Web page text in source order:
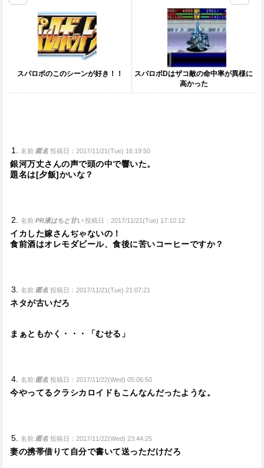
スパロボのこのシーンが好き！！
スパロボDはザコ敵の命中率が異様に
高かった
名前:匿名 投稿日：2017/11/21(Tue) 16:19:50
銀河万丈さんの声で頭の中で響いた。
題名は[夕飯]かいな？
名前:PR液はちと甘い 投稿日：2017/11/21(Tue) 17:10:12
イカした嫁さんぢゃないの！
食前酒はオレモダビール、食後に苦いコーヒーですか？
名前:匿名 投稿日：2017/11/21(Tue) 21:07:21
ネタが古いだろ
まぁともかく・・・「むせる」
名前:匿名 投稿日：2017/11/22(Wed) 05:06:50
今やってるクラシカロイドもこんなんだったような。
名前:匿名 投稿日：2017/11/22(Wed) 23:44:25
妻の携帯借りて自分で書いて送っただけだろ